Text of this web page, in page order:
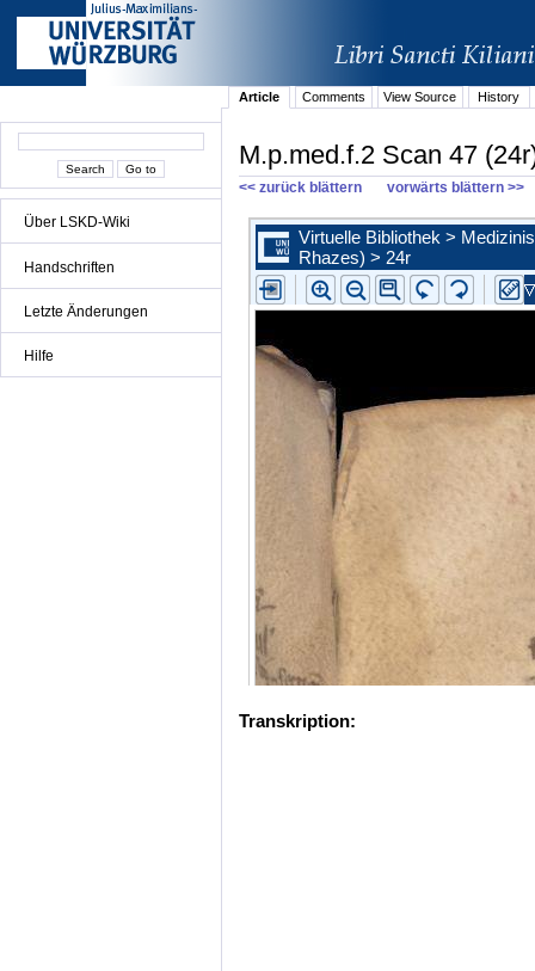
Über LSKD-Wiki
Handschriften
Letzte Änderungen
Hilfe
Article Comments View Source History
M.p.med.f.2 Scan 47
<< zurück blättern vorwärts blättern >>
Transkription: